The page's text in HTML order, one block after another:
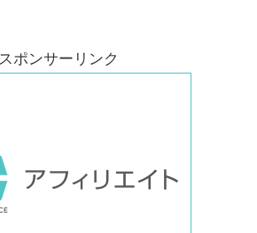
スポンサーリンク